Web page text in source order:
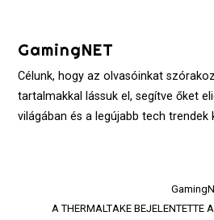
contentGamingNET
Célunk, hogy az olvasóinkat
tartalmakkal lássuk el, segítve őket
világában és a legújabb tech trendek
A THERMALTAKE BEJELENTETTE